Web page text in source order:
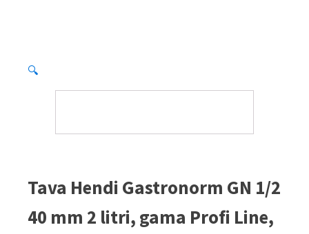
🔍
Tava Hendi Gastronorm GN 1/2
40 mm 2 litri, gama Profi Line,